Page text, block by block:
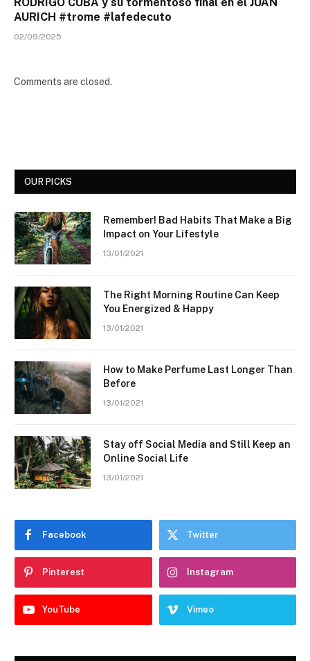
AURICH #trome #lafedecuto
02/09/2025
Comments are closed.
OUR PICKS
Remember! Bad Habits That Make a Big
Impact on Your Lifestyle
13/01/2021
The Right Morning Routine Can Keep
You Energized & Happy
13/01/2021
How to Make Perfume Last Longer Than
Before
13/01/2021
Stay off Social Media and Still Keep an
Online Social Life
13/01/2021
Facebook Twitter
Pinterest Instagram
YouTube Vimeo